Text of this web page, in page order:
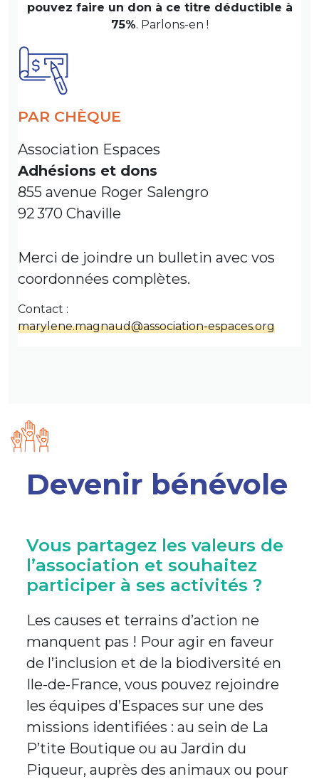
pouvez faire un don à ce titre déductible à
75%. Parlons-en !
PAR CHÈQUE
Association Espaces
Adhésions et dons
855 avenue Roger Salengro
92 370 Chaville
Merci de joindre un bulletin avec vos
coordonnées complètes.
Contact :
marylene.magnaud@association-espaces.org
Devenir bénévole
Vous partagez les valeurs de
l’association et souhaitez
participer à ses activités ?
Les causes et terrains d’action ne
manquent pas ! Pour agir en faveur
de l’inclusion et de la biodiversité en
Ile-de-France, vous pouvez rejoindre
les équipes d’Espaces sur une des
missions identifiées : au sein de La
P’tite Boutique ou au Jardin du
Piqueur, auprès des animaux ou pour